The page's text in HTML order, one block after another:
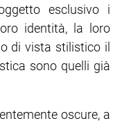
esclusivo i
identità, la loro
di vista stilistico il
sono quelli già
oscure, a